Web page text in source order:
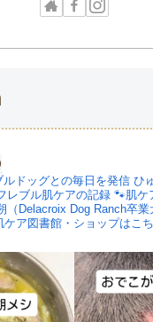
ルドッグとの毎日を発信 ひ
レブル肌ケアの記録 🐾肌ケ
（Delacroix Dog Ranch卒業
ケア図書館・ショップはこ